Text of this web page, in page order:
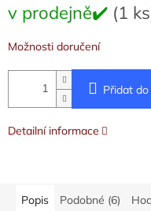
cena:
v prodejně✔️ (1
Možnosti doručení
Přidat do
Detailní informace
Popis Podobné (6)